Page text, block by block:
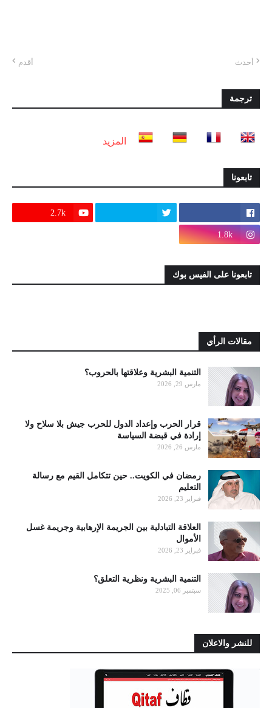
أحدث أقدم
ترجمة
المزيد
تابعونا
2.7k
1.8k
تابعونا على الفيس بوك
مقالات الرأي
التنمية البشرية وعلاقتها بالحروب؟
مارس 29, 2026
قرار الحرب وإعداد الدول للحرب جيش بلا سلاح ولا
إرادة في قبضة السياسة
مارس 26, 2026
رمضان في الكويت.. حين تتكامل القيم مع رسالة
التعليم
فبراير 23, 2026
العلاقة التبادلية بين الجريمة الإرهابية وجريمة غسل
الأموال
فبراير 23, 2026
التنمية البشرية ونظرية التعلق؟
سبتمبر 06, 2025
للنشر والاعلان